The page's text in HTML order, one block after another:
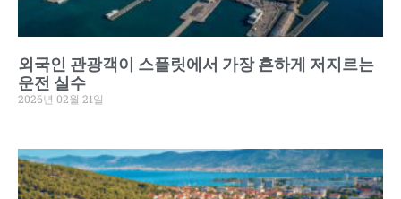
외국인 관광객이 스플릿에서 가장 흔하게 저지르는
운전 실수
2026년 02월 21일